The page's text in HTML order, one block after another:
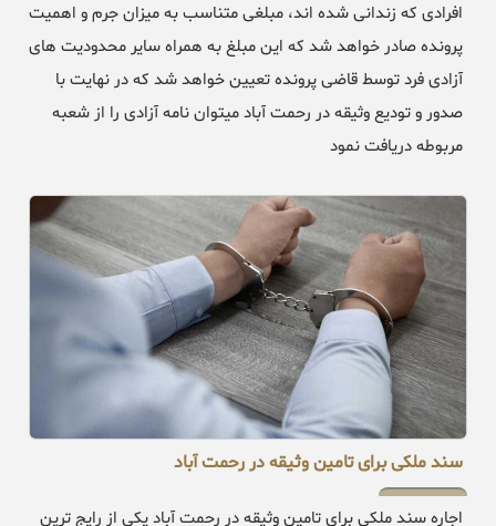
افرادی که زندانی شده اند، مبلغی متناسب به میزان جرم و اهمیت
پرونده صادر خواهد شد که این مبلغ به همراه سایر محدودیت های
آزادی فرد توسط قاضی پرونده تعیین خواهد شد که در نهایت با
صدور و تودیع وثیقه در رحمت آباد میتوان نامه آزادی را از شعبه
مربوطه دریافت نمود
سند ملکی برای تامین وثیقه در رحمت آباد
اجاره سند ملکی برای تامین وثیقه در رحمت آباد یکی از رایج ترین